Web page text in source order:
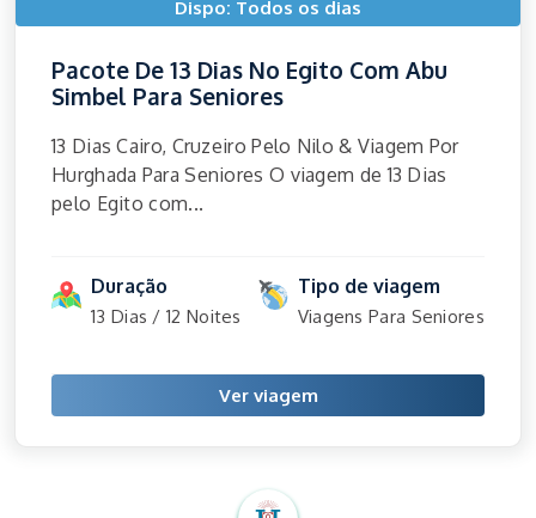
Dispo: Todos os dias
Pacote De 13 Dias No Egito Com Abu
Simbel Para Seniores
13 Dias Cairo, Cruzeiro Pelo Nilo & Viagem Por
Hurghada Para Seniores O viagem de 13 Dias
pelo Egito com...
Duração
13 Dias / 12 Noites
Tipo de viagem
Viagens Para Seniores
Ver viagem